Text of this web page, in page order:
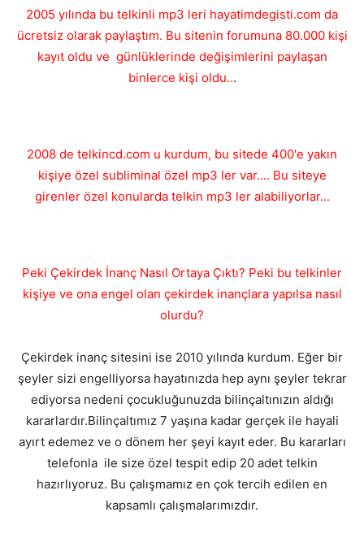
2005 yılında bu telkinli mp3 leri hayatimdegisti.com da
ücretsiz olarak paylaştım. Bu sitenin forumuna 80.000 kişi
kayıt oldu ve günlüklerinde değişimlerini paylaşan
binlerce kişi oldu...
2008 de telkincd.com u kurdum, bu sitede 400'e yakın
kişiye özel subliminal özel mp3 ler var.... Bu siteye
girenler özel konularda telkin mp3 ler alabiliyorlar...
Peki Çekirdek İnanç Nasıl Ortaya Çıktı? Peki bu telkinler
kişiye ve ona engel olan çekirdek inançlara yapılsa nasıl
olurdu?
Çekirdek inanç sitesini ise 2010 yılında kurdum. Eğer bir
şeyler sizi engelliyorsa hayatınızda hep aynı şeyler tekrar
ediyorsa nedeni çocukluğunuzda bilinçaltınızın aldığı
kararlardır.Bilinçaltımız 7 yaşına kadar gerçek ile hayali
ayırt edemez ve o dönem her şeyi kayıt eder. Bu kararları
telefonla ile size özel tespit edip 20 adet telkin
hazırlıyoruz. Bu çalışmamız en çok tercih edilen en
kapsamlı çalışmalarımızdır.